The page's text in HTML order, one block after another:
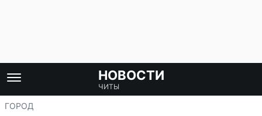
НОВОСТИ
ЧИТЫ
ГОРОД